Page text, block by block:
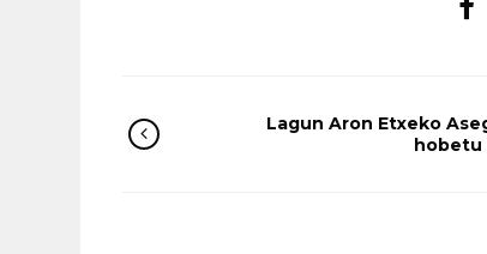
Lagun Aron Etxeko
hobetu